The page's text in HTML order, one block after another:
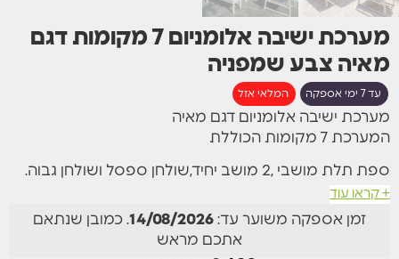
⁦מערכת ישיבה אלומניום 7 מקומות דגם
מאיה⁩ צבע שמפניה
עד 7 ימי אספקה המלאי אזל
מערכת ישיבה אלומניום דגם מאיה
המערכת 7 מקומות הכוללת
ספת תלת מושבי ,2 מושב יחיד,שולחן ספסל ושולחן גבוה.
הכריות מבד פוליאסטר.
+ קראו עוד
זמן אספקה משוער עד: 14/08/2026. כמובן שנתאם
אתכם מראש